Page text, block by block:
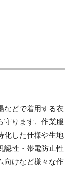
ーム対策用品
策用品
などで着用する衣
守ります。作業服
化した仕様や生地
認性・帯電防止性
向けなど様々な作